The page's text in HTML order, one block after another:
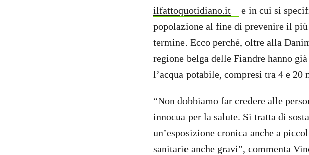
ilfattoquotidiano.it
e in cui si
popolazione al fine di prevenire il
termine. Ecco perché, oltre alla
regione belga delle Fiandre hanno
l’acqua potabile, compresi tra 4 e
“Non dobbiamo far credere alle
innocua per la salute. Si tratta di
un’esposizione cronica anche a
sanitarie anche gravi”, commenta